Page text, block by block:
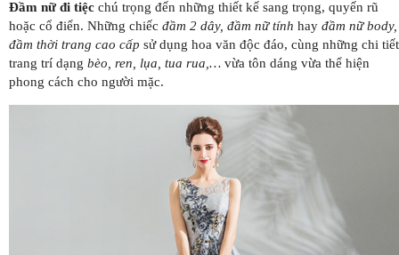
Đầm nữ đi tiệc chú trọng đến những thiết kế sang trọng, quyến rũ
hoặc cổ điển. Những chiếc đầm 2 dây, đầm nữ tính hay đầm nữ body,
đầm thời trang cao cấp sử dụng hoa văn độc đáo, cùng những chi tiết
trang trí dạng bèo, ren, lụa, tua rua,… vừa tôn dáng vừa thể hiện
phong cách cho người mặc.